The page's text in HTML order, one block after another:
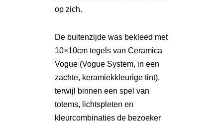
op zich.
De buitenzijde was bekleed met
10×10cm tegels van Ceramica
Vogue (Vogue System, in een
zachte, keramiekkleurige tint),
terwijl binnen een spel van
totems, lichtspleten en
kleurcombinaties de bezoeker